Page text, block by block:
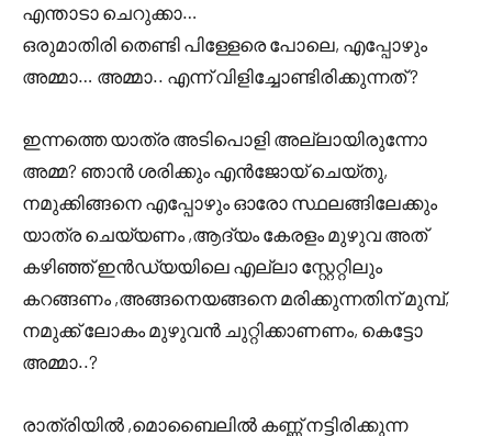
എന്താടാ ചെറുക്കാ…
ഒരുമാതിരി തെണ്ടി പിള്ളേരെ പോലെ, എപ്പോഴും
അമ്മാ… അമ്മാ.. എന്ന് വിളിച്ചോണ്ടിരിക്കുന്നത് ?
ഇന്നത്തെ യാത്ര അടിപൊളി അല്ലായിരുന്നോ
അമ്മ? ഞാൻ ശരിക്കും എൻജോയ് ചെയ്തു,
നമുക്കിങ്ങനെ എപ്പോഴും ഓരോ സ്ഥലങ്ങിലേക്കും
യാത്ര ചെയ്യണം ,ആദ്യം കേരളം മുഴുവ അത്
കഴിഞ്ഞ് ഇൻഡ്യയിലെ എല്ലാ സ്റ്റേറ്റിലും
കറങ്ങണം ,അങ്ങനെയങ്ങനെ മരിക്കുന്നതിന് മുമ്പ്,
നമുക്ക് ലോകം മുഴുവൻ ചുറ്റിക്കാണണം, കെട്ടോ
അമ്മാ..?
രാത്രിയിൽ ,മൊബൈലിൽ കണ്ണ് നട്ടിരിക്കുന്ന